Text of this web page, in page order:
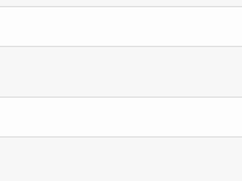
（docomo / au /